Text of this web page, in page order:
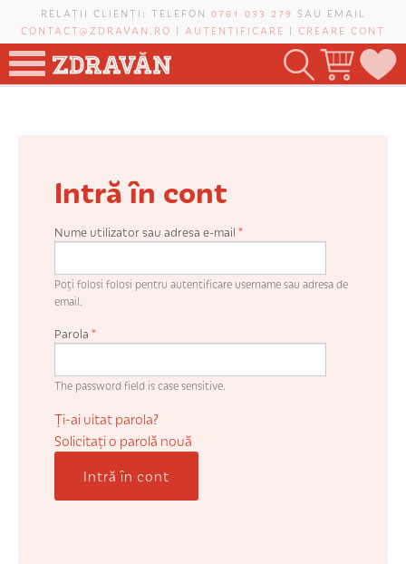
Mergi la conţinutul principal
RELAȚII CLIENȚI: TELEFON 0761 033 279 SAU EMAIL
CONTACT@ZDRAVAN.RO | AUTENTIFICARE | CREARE CONT
VIȚĂ-DE-VIE
Intră în cont
Nume utilizator sau adresa e-mail *
Poți folosi folosi pentru autentificare username sau adresa de
email.
Parola *
The password field is case sensitive.
Ți-ai uitat parola?
Solicitaţi o parolă nouă
Intră în cont